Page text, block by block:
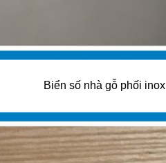
Biển số nhà gỗ phối inox